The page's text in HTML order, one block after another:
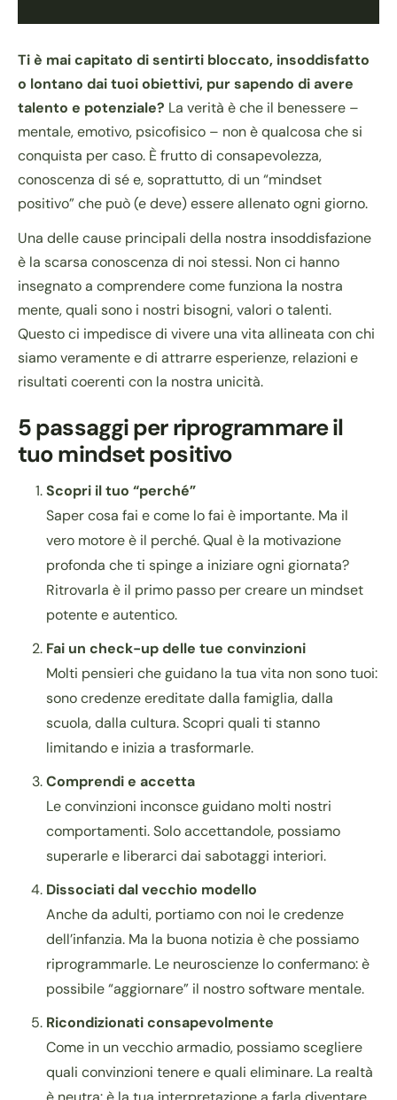
Ti è mai capitato di sentirti bloccato, insoddisfatto
o lontano dai tuoi obiettivi, pur sapendo di avere
talento e potenziale? La verità è che il benessere –
mentale, emotivo, psicofisico – non è qualcosa che si
conquista per caso. È frutto di consapevolezza,
conoscenza di sé e, soprattutto, di un “mindset
positivo” che può (e deve) essere allenato ogni giorno.
Una delle cause principali della nostra insoddisfazione
è la scarsa conoscenza di noi stessi. Non ci hanno
insegnato a comprendere come funziona la nostra
mente, quali sono i nostri bisogni, valori o talenti.
Questo ci impedisce di vivere una vita allineata con chi
siamo veramente e di attrarre esperienze, relazioni e
risultati coerenti con la nostra unicità.
5 passaggi per riprogrammare il
tuo mindset positivo
Scopri il tuo “perché”
Saper cosa fai e come lo fai è importante. Ma il
vero motore è il perché. Qual è la motivazione
profonda che ti spinge a iniziare ogni giornata?
Ritrovarla è il primo passo per creare un mindset
potente e autentico.
Fai un check-up delle tue convinzioni
Molti pensieri che guidano la tua vita non sono tuoi:
sono credenze ereditate dalla famiglia, dalla
scuola, dalla cultura. Scopri quali ti stanno
limitando e inizia a trasformarle.
Comprendi e accetta
Le convinzioni inconsce guidano molti nostri
comportamenti. Solo accettandole, possiamo
superarle e liberarci dai sabotaggi interiori.
Dissociati dal vecchio modello
Anche da adulti, portiamo con noi le credenze
dell’infanzia. Ma la buona notizia è che possiamo
riprogrammarle. Le neuroscienze lo confermano: è
possibile “aggiornare” il nostro software mentale.
Ricondizionati consapevolmente
Come in un vecchio armadio, possiamo scegliere
quali convinzioni tenere e quali eliminare. La realtà